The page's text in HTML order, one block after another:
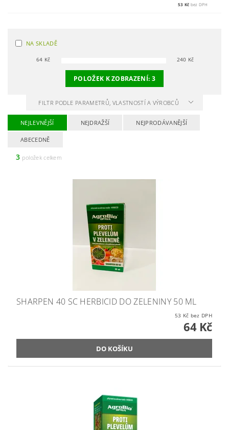
53 Kč bez DPH
NA SKLADĚ
64 Kč 240 Kč
POLOŽEK K ZOBRAZENÍ: 3
FILTR PODLE PARAMETRŮ, VLASTNOSTÍ A VÝROBCŮ
NEJLEVNĚJŠÍ NEJDRAŽŠÍ NEJPRODÁVANĚJŠÍ
ABECEDNĚ
3 položek celkem
SHARPEN 40 SC HERBICID DO ZELENINY 50 ML
53 Kč bez DPH
64 Kč